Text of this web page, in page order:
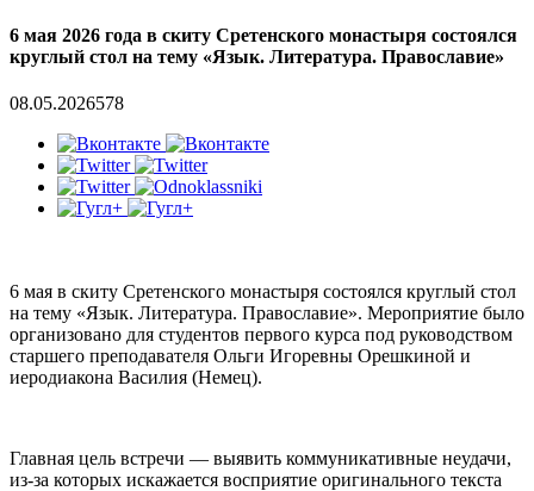
6 мая 2026 года в скиту Сретенского монастыря состоялся
круглый стол на тему «Язык. Литература. Православие»
08.05.2026578
6 мая в скиту Сретенского монастыря состоялся круглый стол
на тему «Язык. Литература. Православие». Мероприятие было
организовано для студентов первого курса под руководством
старшего преподавателя Ольги Игоревны Орешкиной и
иеродиакона Василия (Немец).
Главная цель встречи — выявить коммуникативные неудачи,
из-за которых искажается восприятие оригинального текста